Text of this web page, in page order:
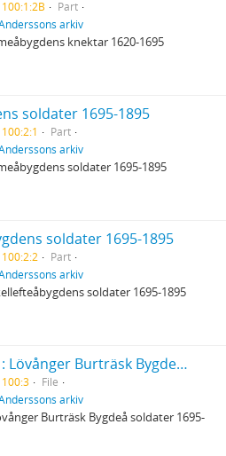
Part
arkiv
knektar 1620-1695
soldater 1695-1895
Part
arkiv
soldater 1695-1895
soldater 1695-1895
Part
arkiv
soldater 1695-1895
Manuskript : Lövånger Burträsk Bygdeå soldater
File
arkiv
Burträsk Bygdeå soldater 1695-